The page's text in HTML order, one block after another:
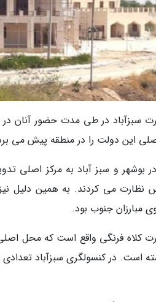
سبزآباد در طی مدت حضور آنان
این دولت را در منطقه پیش می
بوشهر و سبز آباد به مرکز اصلی
می کردند. به همین دلیل
مبارزان جنوب بود.
کلاه فرنگی واقع است که محل
است. در کنسولگری سبزآباد